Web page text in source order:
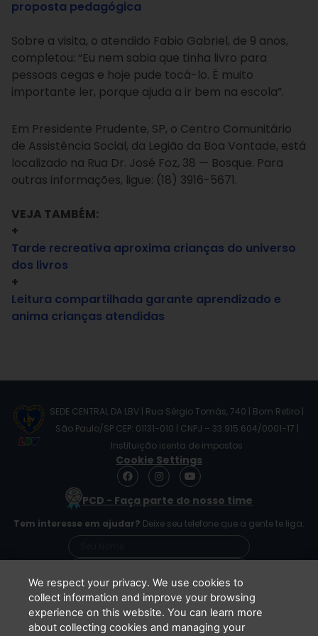
proposta pedagógica
Sobre a visita, o atendido Fabio Gabriel, de 9 anos,
completou: “Eu nem sabia que tinha livro para
pessoas cegas e hoje pude tocá-lo. É muito
importante ler, porque ajuda a ir bem na escola”.
Em Presidente Prudente, SP, o Centro Comunitário
de Assistência Social, da Legião da Boa Vontade, está
localizado na Rua Dr. José Foz, 38 — Bosque. Para
outras informações, ligue: (18) 3916-5671.
VEJA TAMBÉM:
+
Tarde recreativa aproxima crianças do universo
dos livros
+
Leitura compartilhada garante aprendizado e
anima crianças atendidas
SEDE CENTRAL DA LBV | Rua Sérgio Tomás, 740 | Bom Retiro |
São Paulo/SP CEP: 01131-010 | CNPJ – 33.915.604/0001-17 |
Instituição isenta de impostos
Cookie Settings
F
a
e
o
o
I
n
s
t
g
r
m
Y
o
t
b
e
PCD - Faça parte do nosso time
Tem interesse em ajudar? Deixe seu telefone que a gente te liga.
Li e concordo que minhas informações serão
tratadas de acordo com oAviso de Privacidade
We respect your privacy. We use cookies to
collect information and improve your browsing
experience on this website. You can learn more
about collecting cookies and managing your